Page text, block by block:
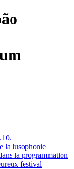
la lusophonie
la programmation
festival